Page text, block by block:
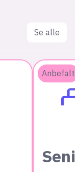
Se alle
Anbefalt